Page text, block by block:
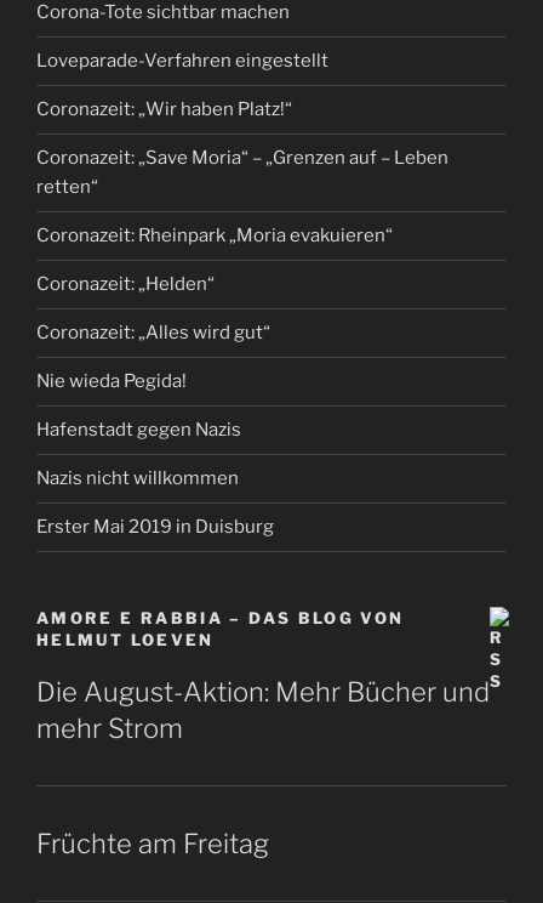
Corona-Tote sichtbar machen
Loveparade-Verfahren eingestellt
Coronazeit: „Wir haben Platz!“
Coronazeit: „Save Moria“ – „Grenzen auf – Leben
retten“
Coronazeit: Rheinpark „Moria evakuieren“
Coronazeit: „Helden“
Coronazeit: „Alles wird gut“
Nie wieda Pegida!
Hafenstadt gegen Nazis
Nazis nicht willkommen
Erster Mai 2019 in Duisburg
AMORE E RABBIA – DAS BLOG VON
HELMUT LOEVEN
Die August-Aktion: Mehr Bücher und
mehr Strom
Früchte am Freitag